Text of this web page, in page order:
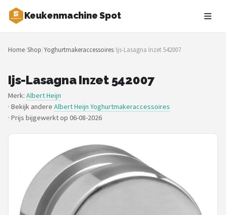
Keukenmachine Spot
Zoeken
NAVIGATIE
Merken
Blog
Restaurants
Keukenmachines
Home/Shop/Yoghurtmakeraccessoires/Ijs-Lasagna Inzet 542007
Ijs-Lasagna Inzet 542007
Merk: Albert Heijn
· Bekijk andere Albert Heijn Yoghurtmakeraccessoires
· Prijs bijgewerkt op 06-08-2026